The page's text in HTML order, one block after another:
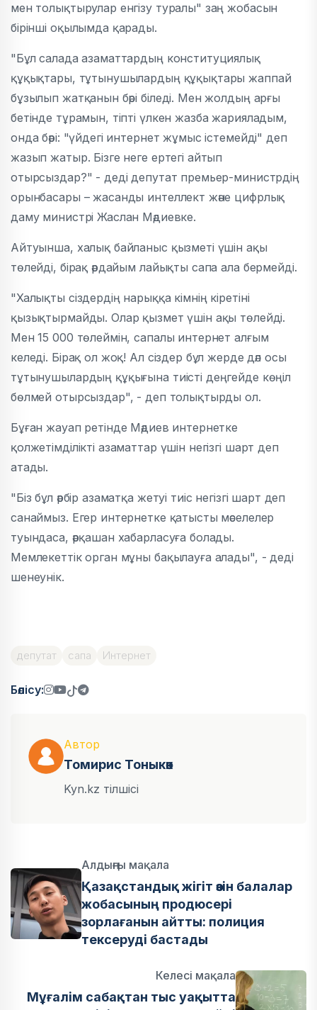
мен толықтырулар енгізу туралы" заң жобасын
бірінші оқылымда қарады.
"Бұл салада азаматтардың конституциялық
құқықтары, тұтынушылардың құқықтары жаппай
бұзылып жатқанын бәрі біледі. Мен жолдың арғы
бетінде тұрамын, тіпті үлкен жазба жарияладым,
онда бәрі: "үйдегі интернет жұмыс істемейді" деп
жазып жатыр. Бізге неге ертегі айтып
отырсыздар?" - деді депутат премьер-министрдің
орынбасары – жасанды интеллект және цифрлық
даму министрі Жаслан Мәдиевке.
Айтуынша, халық байланыс қызметі үшін ақы
төлейді, бірақ әрдайым лайықты сапа ала бермейді.
"Халықты сіздердің нарыққа кімнің кіретіні
қызықтырмайды. Олар қызмет үшін ақы төлейді.
Мен 15 000 төлеймін, сапалы интернет алғым
келеді. Бірақ ол жоқ! Ал сіздер бұл жерде дәл осы
тұтынушылардың құқығына тиісті деңгейде көңіл
бөлмей отырсыздар", - деп толықтырды ол.
Бұған жауап ретінде Мәдиев интернетке
қолжетімділікті азаматтар үшін негізгі шарт деп
атады.
"Біз бұл әрбір азаматқа жетуі тиіс негізгі шарт деп
санаймыз. Егер интернетке қатысты мәселелер
туындаса, әрқашан хабарласуға болады.
Мемлекеттік орган мұны бақылауға алады", - деді
шенеунік.
депутат сапа Интернет
Бөлісу:
Автор
Томирис Тоныкөк
Kyn.kz тілшісі
Алдыңғы мақала
Қазақстандық жігіт өзін балалар
жобасының продюсері
зорлағанын айтты: полиция
тексеруді бастады
Келесі мақала
Мұғалім сабақтан тыс уақытта